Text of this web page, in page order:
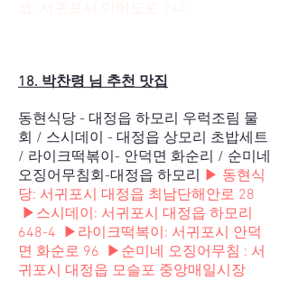
18. 박찬령 님 추천 맛집
동현식당 - 대정읍 하모리 우럭조림 물
회 / 스시데이 - 대정읍 상모리 초밥세트
/ 라이크떡볶이- 안덕면 화순리 / 순미네
오징어무침회-대정읍 하모리 ▶ 동현식
당: 서귀포시 대정읍 최남단해안로 28
▶스시데이: 서귀포시 대정읍 하모리
648-4 ▶라이크떡복이: 서귀포시 안덕
면 화순로 96 ▶ 순미네 오징어무침 : 서
귀포시 대정읍 모슬포 중앙매일시장